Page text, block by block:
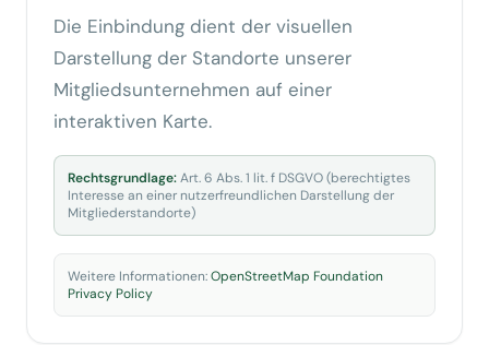
Die Einbindung dient der visuellen
Darstellung der Standorte unserer
Mitgliedsunternehmen auf einer
interaktiven Karte.
Rechtsgrundlage:Art. 6 Abs. 1 lit. f DSGVO (berechtigtes
Interesse an einer nutzerfreundlichen Darstellung der
Mitgliederstandorte)
Weitere Informationen:OpenStreetMap Foundation
Privacy Policy